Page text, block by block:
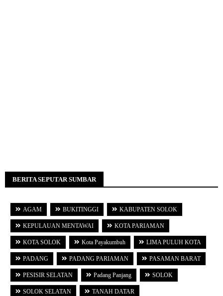
BERITA SEPUTAR SUMBAR
AGAM BUKITINGGI KABUPATEN SOLOK
KEPULAUAN MENTAWAI KOTA PARIAMAN
KOTA SOLOK Kota Payakumbuh LIMA PULUH KOTA
PADANG PADANG PARIAMAN PASAMAN BARAT
PESISIR SELATAN Padang Panjang SOLOK
SOLOK SELATAN TANAH DATAR